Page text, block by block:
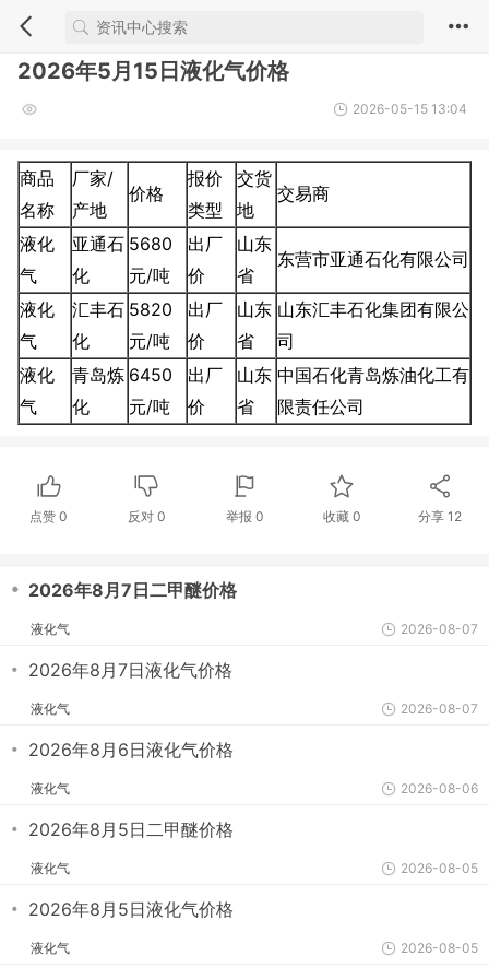
2026年5月15日液化气价格
2026-05-15 13:04
商品
名称
厂家/
产地
价格
报价
类型
交货
地
交易商
液化
气
亚通石
化
5680
元/吨
出厂
价
山东
省
东营市亚通石化有限公司
液化
气
汇丰石
化
5820
元/吨
出厂
价
山东
省
山东汇丰石化集团有限公
司
液化
气
青岛炼
化
6450
元/吨
出厂
价
山东
省
中国石化青岛炼油化工有
限责任公司
点赞0 反对 0 举报 0 收藏 0 分享12
・ 2026年8月7日二甲醚价格
液化气 2026-08-07
・ 2026年8月7日液化气价格
液化气 2026-08-07
・ 2026年8月6日液化气价格
液化气 2026-08-06
・ 2026年8月5日二甲醚价格
液化气 2026-08-05
・ 2026年8月5日液化气价格
液化气 2026-08-05